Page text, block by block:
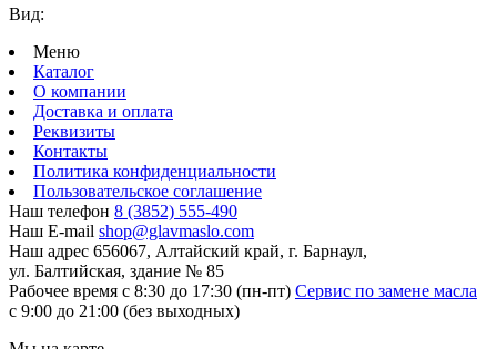
Вид:
Меню
Каталог
О компании
Доставка и оплата
Реквизиты
Контакты
Политика конфиденциальности
Пользовательское соглашение
Наш телефон 8 (3852) 555-490
Наш E-mail shop@glavmaslo.com
Наш адрес 656067, Алтайский край, г. Барнаул,
ул. Балтийская, здание № 85
Рабочее время с 8:30 до 17:30 (пн-пт) Сервис по замене масла
с 9:00 до 21:00 (без выходных)